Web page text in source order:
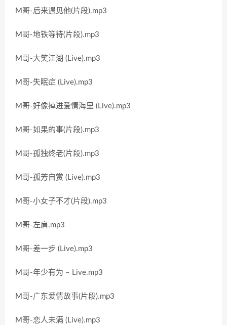
M哥-后来遇见他(片段).mp3
M哥-地铁等待(片段).mp3
M哥-大笑江湖 (Live).mp3
M哥-失眠症 (Live).mp3
M哥-好像掉进爱情海里 (Live).mp3
M哥-如果的事(片段).mp3
M哥-孤独终老(片段).mp3
M哥-孤芳自赏 (Live).mp3
M哥-小女子不才(片段).mp3
M哥-左肩.mp3
M哥-差一步 (Live).mp3
M哥-年少有为 – Live.mp3
M哥-广东爱情故事(片段).mp3
M哥-恋人未满 (Live).mp3